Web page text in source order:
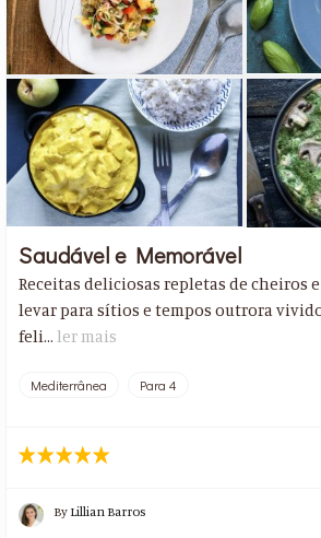
Saudável e Memorável
Receitas deliciosas repletas de cheiros
levar para sítios e tempos outrora
feli...ler mais
Mediterrânea Para 4
ByLillian Barros